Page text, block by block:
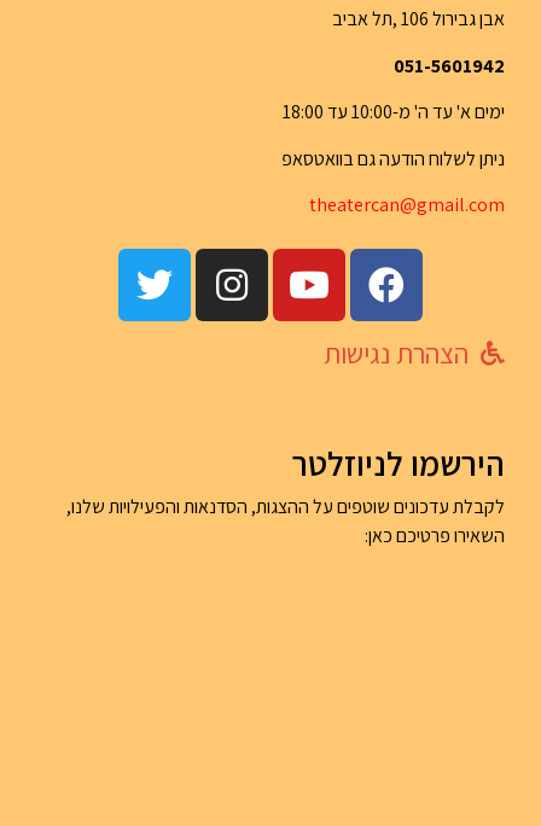
אבן גבירול 106 ,תל אביב
051-5601942
ימים א' עד ה' מ-10:00 עד 18:00
ניתן לשלוח הודעה גם בוואטסאפ
theatercan@gmail.com
הצהרת נגישות
הירשמו לניוזלטר
לקבלת עדכונים שוטפים על ההצגות, הסדנאות והפעילויות שלנו,
השאירו פרטיכם כאן: